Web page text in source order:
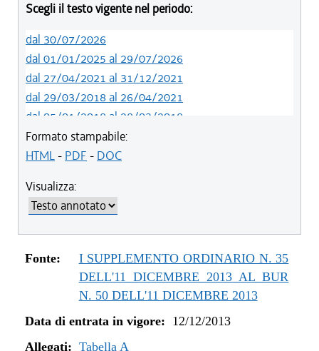
Scegli il testo vigente nel periodo:
dal 30/07/2026
dal 01/01/2025 al 29/07/2026
dal 27/04/2021 al 31/12/2021
dal 29/03/2018 al 26/04/2021
dal 05/01/2018 al 28/03/2018
dal 01/01/2018 al 04/01/2018
dal 26/10/2017 al 31/12/2017
dal 15/12/2016 al 14/04/2017
dal 01/01/2016 al 14/12/2016
dal 11/08/2015 al 31/12/2015
dal 21/05/2015 al 10/08/2015
dal 26/02/2015 al 20/05/2015
dal 07/01/2015 al 25/02/2015
dal 06/11/2014 al 19/11/2014
dal 22/05/2014 al 05/11/2014
Formato stampabile:
HTML- PDF - DOC
Visualizza:
Fonte:
I SUPPLEMENTO ORDINARIO N. 35
DELL'11 DICEMBRE 2013 AL BUR
N. 50 DELL'11 DICEMBRE 2013
Data di entrata in vigore: 12/12/2013
Allegati: Tabella A